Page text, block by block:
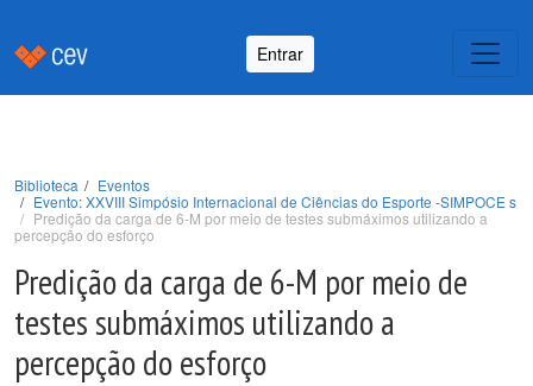
Entrar
Biblioteca
Eventos
Evento: XXVIII Simpósio Internacional de Ciências do Esporte -SIMPOCE s
Predição da carga de 6-M por meio de testes submáximos utilizando a
percepção do esforço
Predição da carga de 6-M por meio de
testes submáximos utilizando a
percepção do esforço